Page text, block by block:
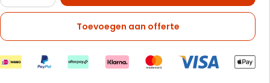
Toevoegen aan offerte